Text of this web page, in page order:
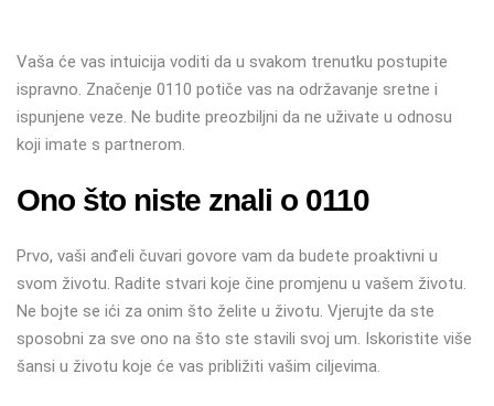
Vaša će vas intuicija voditi da u svakom trenutku postupite
ispravno. Značenje 0110 potiče vas na održavanje sretne i
ispunjene veze. Ne budite preozbiljni da ne uživate u odnosu
koji imate s partnerom.
Ono što niste znali o 0110
Prvo, vaši anđeli čuvari govore vam da budete proaktivni u
svom životu. Radite stvari koje čine promjenu u vašem životu.
Ne bojte se ići za onim što želite u životu. Vjerujte da ste
sposobni za sve ono na što ste stavili svoj um. Iskoristite više
šansi u životu koje će vas približiti vašim ciljevima.